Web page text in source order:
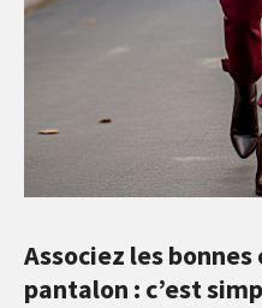
Associez les
pantalon : c’est